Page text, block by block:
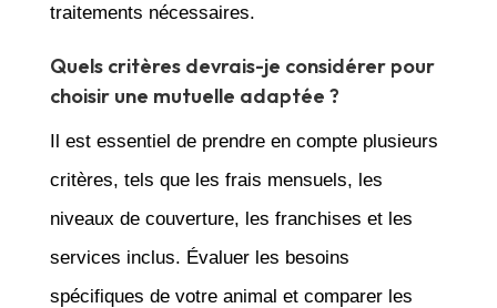
traitements nécessaires.
Quels critères devrais-je considérer pour
choisir une mutuelle adaptée ?
Il est essentiel de prendre en compte plusieurs
critères, tels que les frais mensuels, les
niveaux de couverture, les franchises et les
services inclus. Évaluer les besoins
spécifiques de votre animal et comparer les